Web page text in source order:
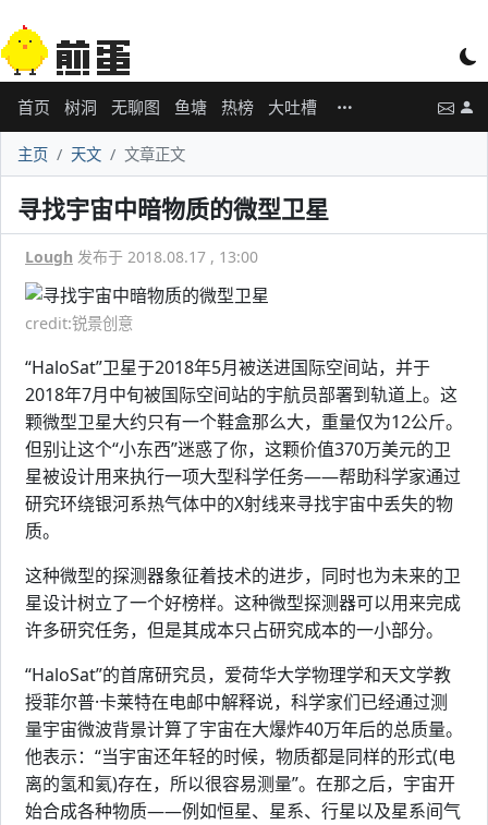
首页 树洞 无聊图 鱼塘 热榜 大吐槽
主页 天文 文章正文
寻找宇宙中暗物质的微型卫星
Lough 发布于 2018.08.17 , 13:00
credit:锐景创意
“HaloSat”卫星于2018年5月被送进国际空间站，并于
2018年7月中旬被国际空间站的宇航员部署到轨道上。这
颗微型卫星大约只有一个鞋盒那么大，重量仅为12公斤。
但别让这个“小东西”迷惑了你，这颗价值370万美元的卫
星被设计用来执行一项大型科学任务——帮助科学家通过
研究环绕银河系热气体中的X射线来寻找宇宙中丢失的物
质。
这种微型的探测器象征着技术的进步，同时也为未来的卫
星设计树立了一个好榜样。这种微型探测器可以用来完成
许多研究任务，但是其成本只占研究成本的一小部分。
“HaloSat”的首席研究员，爱荷华大学物理学和天文学教
授菲尔普·卡莱特在电邮中解释说，科学家们已经通过测
量宇宙微波背景计算了宇宙在大爆炸40万年后的总质量。
他表示：“当宇宙还年轻的时候，物质都是同样的形式(电
离的氢和氦)存在，所以很容易测量”。在那之后，宇宙开
始合成各种物质——例如恒星、星系、行星以及星系间气